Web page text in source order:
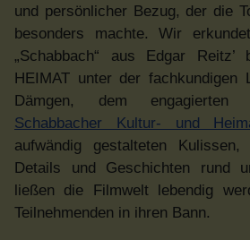
und persönlicher Bezug, der die
besonders machte. Wir
„Schabbach“ aus Edgar Reitz’
HEIMAT unter der fachkundigen
Dämgen, dem engagierten
Schabbacher Kultur- und
aufwändig gestalteten Kulissen,
Details und Geschichten rund
ließen die Filmwelt lebendig
Teilnehmenden in ihren Bann.